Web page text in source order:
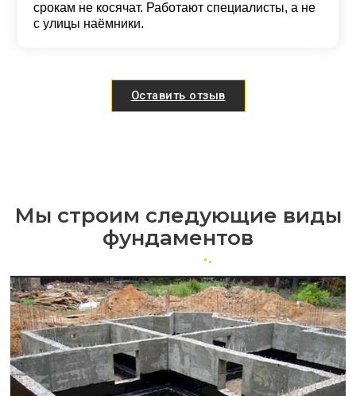
срокам не косячат. Работают специалисты, а не
с улицы наёмники.
Оставить отзыв
Мы строим следующие виды
фундаментов